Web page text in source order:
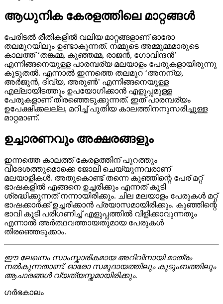
ആധുനിക കേരളത്തിലെ മാറ്റങ്ങൾ
പേരിടൽ രീതികളിൽ വലിയ മാറ്റങ്ങളാണ് ഓരോ
തലമുറയിലും ഉണ്ടാകുന്നത്. നമ്മുടെ അമ്മൂമ്മമാരുടെ
കാലത്ത് ‘തങ്കമ്മ, കുഞ്ഞമ്മ, രാജൻ, ഗോവിന്ദൻ’
എന്നിങ്ങനെയുള്ള പാരമ്പര്യ മലയാളം പേരുകളായിരുന്നു
കൂടുതൽ. എന്നാൽ ഇന്നത്തെ തലമുറ ‘അനന്യ,
അർജുൻ, ദിവ്യ, അരുൺ’ എന്നിങ്ങനെയുള്ള
എല്ലായിടത്തും ഉപയോഗിക്കാൻ എളുപ്പമുള്ള
പേരുകളാണ് തിരഞ്ഞെടുക്കുന്നത്. ഇത് പാരമ്പര്യം
ഉപേക്ഷിക്കലല്ല, മറിച്ച് പുതിയ കാലത്തിനനുസരിച്ചുള്ള
മാറ്റമാണ്.
ഉച്ചാരണവും അക്ഷരങ്ങളും
ഇന്നത്തെ കാലത്ത് കേരളത്തിന് പുറത്തും
വിദേശത്തുമൊക്കെ ജോലി ചെയ്യുന്നവരാണ്
മലയാളികൾ. അതുകൊണ്ട് തന്നെ കുഞ്ഞിന്റെ പേര് മറ്റ്
ഭാഷകളിൽ എങ്ങനെ ഉച്ചരിക്കും എന്നത് കൂടി
ശ്രദ്ധിക്കുന്നത് നന്നായിരിക്കും. ചില മലയാളം പേരുകൾ മറ്റ്
ഭാഷക്കാർക്ക് ഉച്ചരിക്കാൻ പ്രയാസമായിരിക്കും. കുഞ്ഞിന്റെ
ഭാവി കൂടി പരിഗണിച്ച് എളുപ്പത്തിൽ വിളിക്കാവുന്നതും
എന്നാൽ അർത്ഥവത്തായതുമായ പേരുകൾ
തിരഞ്ഞെടുക്കാം.
ഈ ലേഖനം സാംസ്കാരികമായ അറിവിനായി മാത്രം
നൽകുന്നതാണ്. ഓരോ സമുദായത്തിലും കുടുംബത്തിലും
ആചാരങ്ങൾ വ്യത്യസ്തമായിരിക്കും.
ഗർഭകാലം